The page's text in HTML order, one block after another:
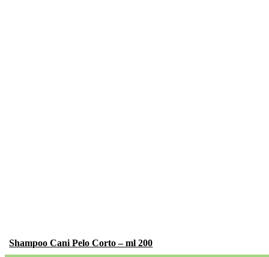
Shampoo Cani Pelo Corto – ml 200